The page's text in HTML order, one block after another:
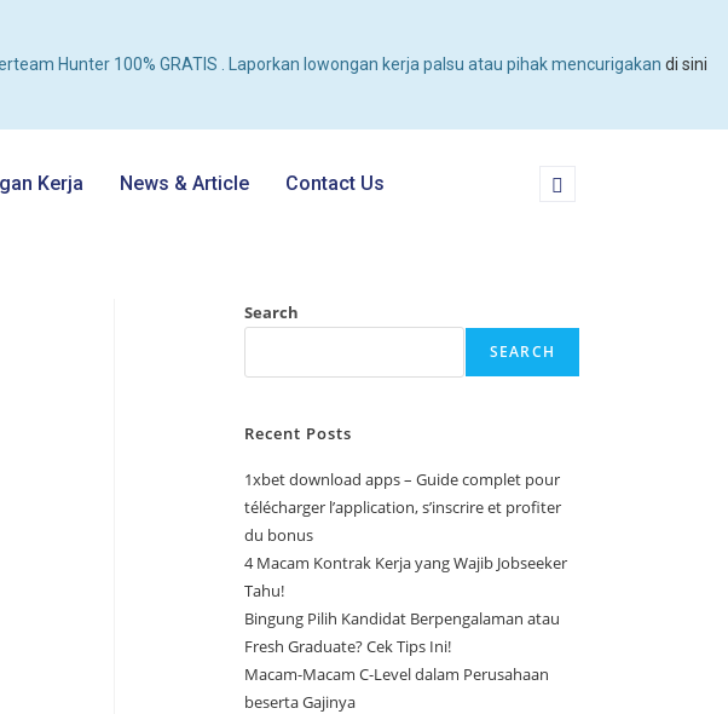
Hunter 100% GRATIS . Laporkan lowongan kerja palsu atau pihak mencurigakan di sini
Kerja News & Article Contact Us
Search
SEARCH
Recent Posts
1xbet download apps – Guide complet pour
télécharger l’application, s’inscrire et profiter
du bonus
4 Macam Kontrak Kerja yang Wajib Jobseeker
Tahu!
Bingung Pilih Kandidat Berpengalaman atau
Fresh Graduate? Cek Tips Ini!
Macam-Macam C-Level dalam Perusahaan
beserta Gajinya